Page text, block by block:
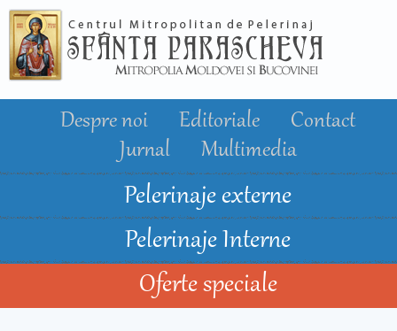
conţinutul
principal
Despre noi Editoriale
Contact
Jurnal
Multimedia
Pelerinaje externe
Pelerinaje Interne
Oferte speciale